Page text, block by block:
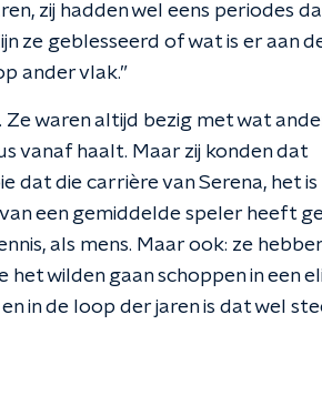
zij hadden wel eens periodes
ze geblesseerd of wat is er aan
ander vlak.”
waren altijd bezig met wat
vanaf haalt. Maar zij konden dat
dat die carrière van Serena, het is
een gemiddelde speler heeft
als mens. Maar ook: ze
wilden gaan schoppen in een
in de loop der jaren is dat wel